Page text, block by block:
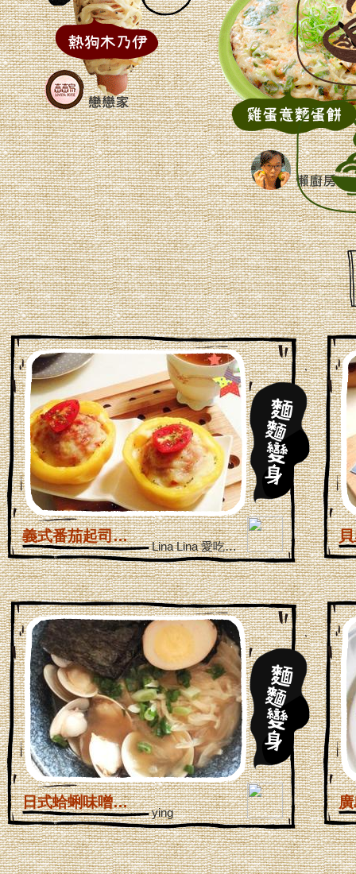
義式番茄起司焗烤麵...
Lina Lina 愛吃櫻桃
日式蛤蜊味噌拉麵_...
ying